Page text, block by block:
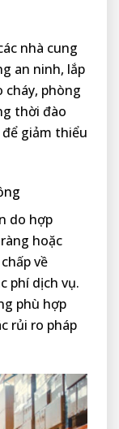
nhà cung
an ninh, lắp
cháy, phòng
thời đào
giảm thiểu
do hợp
hoặc
về
phí dịch vụ.
phù hợp
rủi ro pháp